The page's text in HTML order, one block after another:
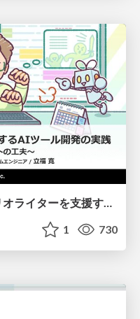
【CEDEC2026】ゲームシナリオライターを支援するAIツール開発の実践 ― 設計とプロンプトの工夫 ―
1 730